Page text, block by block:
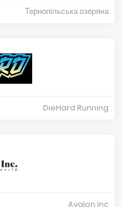
Тернопільська озеряна
DieHard Running
Avalon Inc